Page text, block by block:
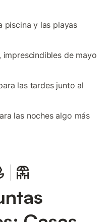
piscina y las playas
de mayo
las tardes junto al
las noches algo más